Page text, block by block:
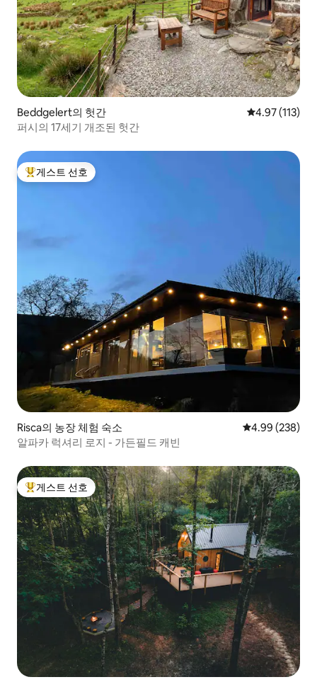
Beddgelert의 헛간 평점 4.97점(5
4.97 (113)
퍼시의 17세기 개조된 헛간
상위 게스트 선호
게스트 선호
Risca의 농장 체험 숙소 평점 4.99점(5
4.99 (238)
알파카 럭셔리 로지 - 가든필드 캐빈
상위 게스트 선호
게스트 선호